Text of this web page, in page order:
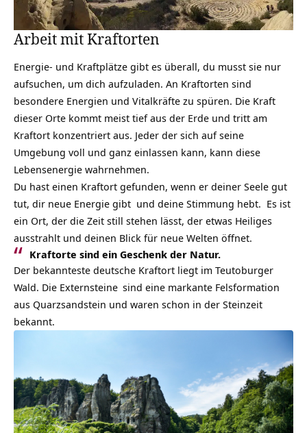
Arbeit mit Kraftorten
Energie- und Kraftplätze gibt es überall, du musst sie nur
aufsuchen, um dich aufzuladen. An Kraftorten sind
besondere Energien und Vitalkräfte zu spüren. Die Kraft
dieser Orte kommt meist tief aus der Erde und tritt am
Kraftort konzentriert aus. Jeder der sich auf seine
Umgebung voll und ganz einlassen kann, kann diese
Lebensenergie wahrnehmen.
Du hast einen Kraftort gefunden, wenn er deiner Seele gut
tut, dir neue Energie gibt und deine Stimmung hebt. Es ist
ein Ort, der die Zeit still stehen lässt, der etwas Heiliges
ausstrahlt und deinen Blick für neue Welten öffnet.
Kraftorte sind ein Geschenk der Natur.
Der bekannteste deutsche Kraftort liegt im Teutoburger
Wald. Die Externsteine sind eine markante Felsformation
aus Quarzsandstein und waren schon in der Steinzeit
bekannt.